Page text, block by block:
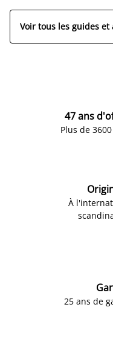
Voir tous les guides
47 ans
Plus de
À
25 ans de